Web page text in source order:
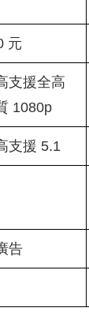
元
支援全高
1080p
支援 5.1
告